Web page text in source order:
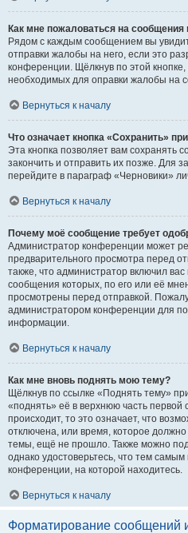
Как мне пожаловаться на сообщения
Рядом с каждым сообщением вы
отправки жалобы на него, если это
конференции. Щёлкнув по этой
необходимых для оправки жалобы на
Вернуться к началу
Что означает кнопка «Сохранить»
Эта кнопка позволяет вам сохранять
закончить и отправить их позже. Для
перейдите в параграф «Черновики»
Вернуться к началу
Почему моё сообщение требует
Администратор конференции может
предварительного просмотра перед
также, что администратор включил вас
сообщения которых, по его или её
просмотрены перед отправкой.
администратором конференции для
информации.
Вернуться к началу
Как мне вновь поднять мою тему?
Щёлкнув по ссылке «Поднять тему»
«поднять» её в верхнюю часть
происходит, то это означает, что
отключена, или время, которое
темы, ещё не прошло. Также можно
однако удостоверьтесь, что тем
конференции, на которой находитесь.
Вернуться к началу
Форматирование сообщений